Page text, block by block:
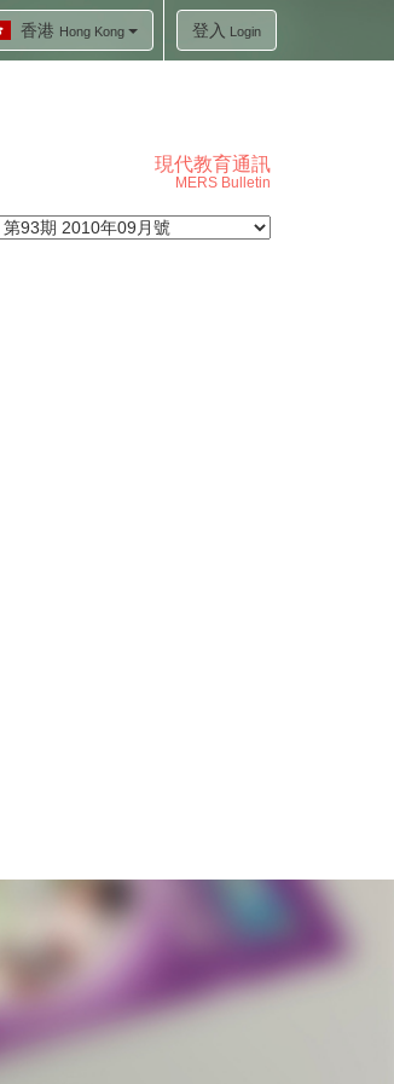
香港 Hong Kong 登入 Login
現代教育通訊
MERS Bulletin